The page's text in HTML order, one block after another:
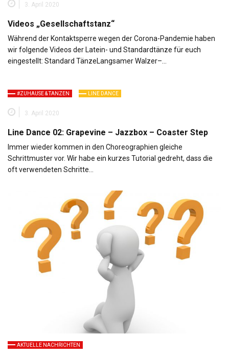
3. April 2020
Videos „Gesellschaftstanz“
Während der Kontaktsperre wegen der Corona-Pandemie haben
wir folgende Videos der Latein- und Standardtänze für euch
eingestellt: Standard TänzeLangsamer Walzer–…
#ZUHAUSE & TANZEN LINE DANCE
3. April 2020
Line Dance 02: Grapevine – Jazzbox – Coaster Step
Immer wieder kommen in den Choreographien gleiche
Schrittmuster vor. Wir habe ein kurzes Tutorial gedreht, dass die
oft verwendeten Schritte…
AKTUELLE NACHRICHTEN